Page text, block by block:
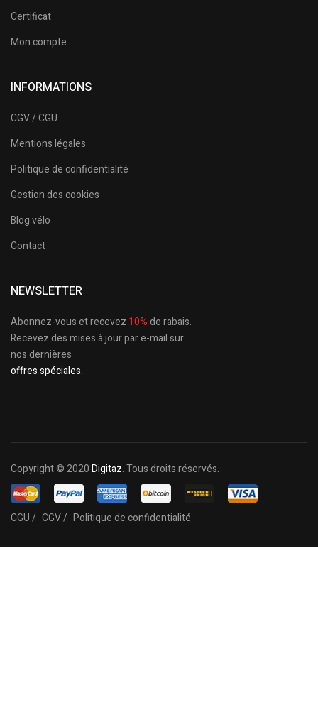
Certificat
Mon compte
INFORMATIONS
CGV / CGU
Mentions légales
Politique de confidentialité
Gestion des cookies
Blog vélo
Contact
NEWSLETTER
Abonnez-vous et recevez 10%de rabais.
Recevez des mises à jour par e-mail sur
nos dernières
offres spéciales.
Copyright © 2020Digitaz. Tous droits réservés.
CGU / CGV / Politique de confidentialité